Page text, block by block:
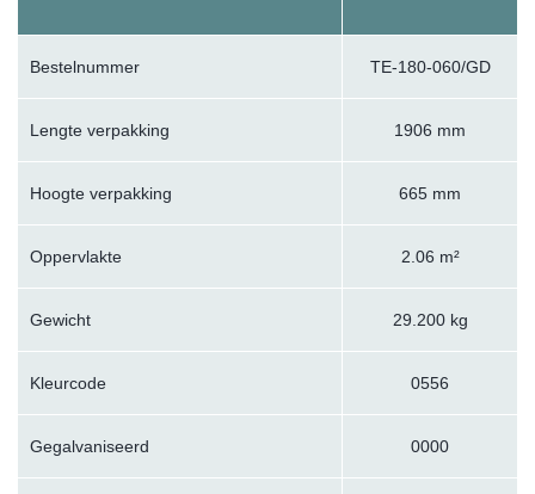
Bestelnummer TE-180-060/GD
Lengte verpakking 1906 mm
Hoogte verpakking 665 mm
Oppervlakte 2.06 m²
Gewicht 29.200 kg
Kleurcode 0556
Gegalvaniseerd 0000